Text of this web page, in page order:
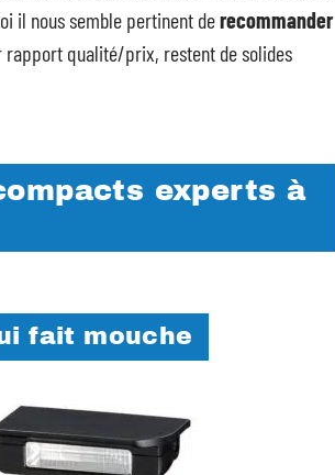
il nous semble pertinent derecommander
rapport qualité/prix, restent de solides
experts à
fait mouche